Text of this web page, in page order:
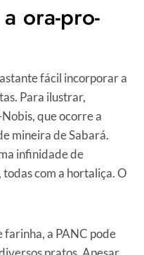
ora-pro-
fácil incorporar a
Para ilustrar,
que ocorre a
mineira de Sabará.
infinidade de
todas com a hortaliça. O
farinha, a PANC pode